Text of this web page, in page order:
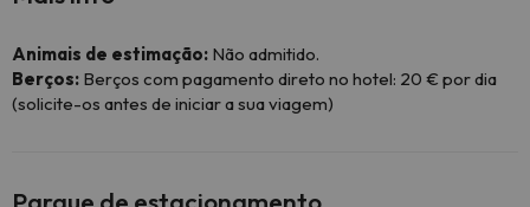
Animais de estimação: Não admitido.
Berços: Berços com pagamento direto no hotel: 20 € por dia
(solicite-os antes de iniciar a sua viagem)